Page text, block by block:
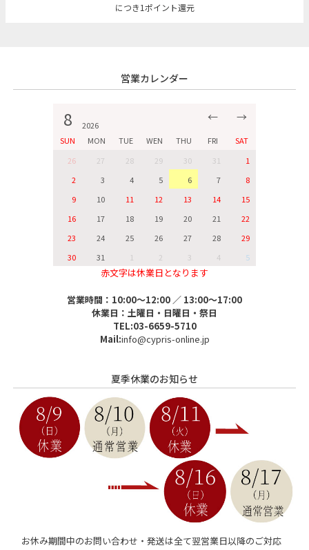
につき1ポイント還元
営業カレンダー
8 2026
← →
SUN MON TUE WEN THU FRI
SAT
26
27 28 29 30 31
1
2
3 4 5 6 7
8
9
10 11 12 13 14
15
16
17 18 19 20 21
22
23
24 25 26 27 28
29
30
31 1 2 3 4 5
赤文字は休業日となります
営業時間：10:00～12:00 ／ 13:00～17:00
休業日：土曜日・日曜日・祭日
TEL:03-6659-5710
Mail:info@cypris-online.jp
夏季休業のお知らせ
お休み期間中のお問い合わせ・発送は全て翌営業日以降のご対応